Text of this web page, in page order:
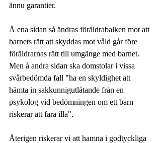
ännu garantier.
Å ena sidan så ändras föräldrabalken mot att
barnets rätt att skyddas mot våld går före
föräldrarnas rätt till umgänge med barnet.
Men å andra sidan ska domstolar i vissa
svårbedömda fall "ha en skyldighet att
hämta in sakkunnigutlåtande från en
psykolog vid bedömningen om ett barn
riskerar att fara illa".
Återigen riskerar vi att hamna i godtyckliga